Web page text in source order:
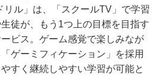
ル」は、「スクールTV」で学習
徒が、もう1つ上の目標を目指す
ビス。ゲーム感覚で楽しみなが
ゲーミフィケーション」を採用
すく継続しやすい学習が可能と